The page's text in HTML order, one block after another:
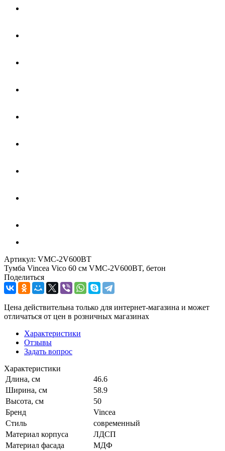
Артикул: VMC-2V600BT
Тумба Vincea Vico 60 см VMC-2V600BT, бетон
Поделиться
Цена действительна только для интернет-магазина и может
отличаться от цен в розничных магазинах
Характеристики
Отзывы
Задать вопрос
Характеристики
Длина, см
46.6
Ширина, см
58.9
Высота, см
50
Бренд
Vincea
Стиль
современный
Материал корпуса
ЛДСП
Материал фасада
МДФ